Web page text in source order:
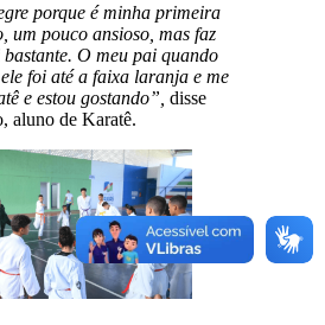
porque é minha primeira
um pouco ansioso, mas faz
O meu pai quando
foi até a faixa laranja e me
e estou gostando”, disse
aluno de Karatê.